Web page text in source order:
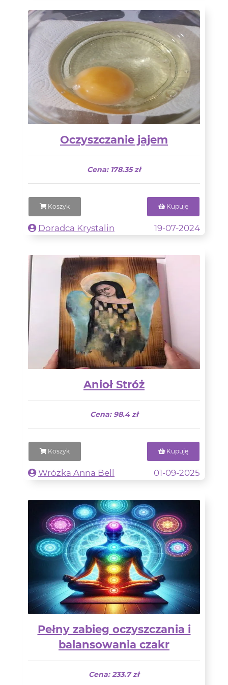
Oczyszczanie jajem
Cena: 178.35 zł
Koszyk Kupuję
Doradca Krystalin 19-07-2024
Anioł Stróż
Cena: 98.4 zł
Koszyk Kupuję
Wróżka Anna Bell 01-09-2025
Pełny zabieg oczyszczania i
balansowania czakr
Cena: 233.7 zł